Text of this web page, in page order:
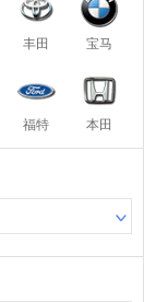
丰田 宝马
福特 本田